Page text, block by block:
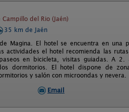
Campillo del Rio (Jaén)
35 km de Jaén
Magina. El hotel se encuentra en una
actividades el hotel recomienda las
en bicicleta, visitas guiadas. A
dormitorios. El hotel dispone de
y salón con microondas y nevera.
Email